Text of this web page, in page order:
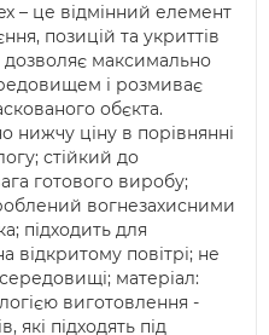
– це відмінний елемент
позицій та укриттів
дозволяє максимально
і розмиває
обєкта.
нижчу ціну в порівнянні
стійкий до
готового виробу;
вогнезахисними
підходить для
відкритому повітрі; не
матеріал:
виготовлення -
які підходять під